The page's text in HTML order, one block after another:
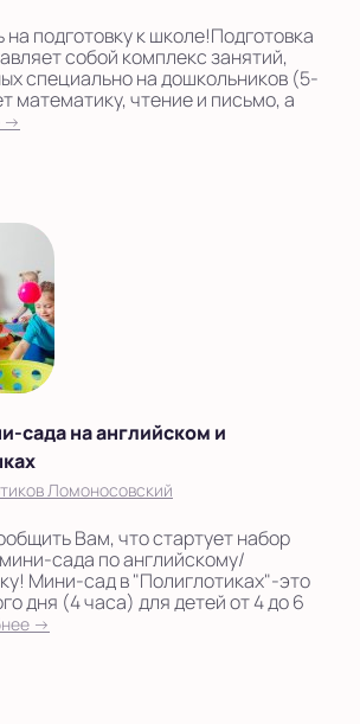
подготовку к школе!Подготовка
собой комплекс занятий,
специально на дошкольников (5-
математику, чтение и письмо, а
→
сада на английском и
Ломоносовский
Вам, что стартует набор
сада по английскому/
Мини-сад в "Полиглотиках"-это
дня (4 часа) для детей от 4 до 6
→